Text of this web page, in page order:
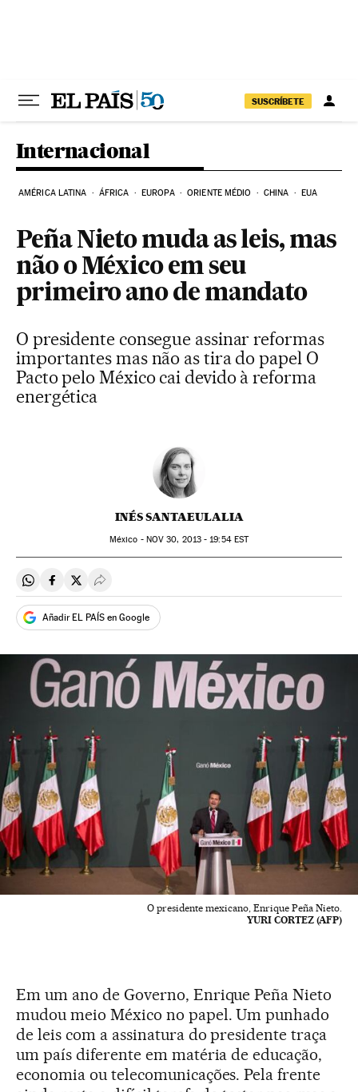
SUSCRÍBETE
Internacional
AMÉRICA LATINA ÁFRICA EUROPA ORIENTE MÉDIO CHINA EUA
Peña Nieto muda as leis, mas
não o México em seu
primeiro ano de mandato
O presidente consegue assinar reformas
importantes mas não as tira do papel O
Pacto pelo México cai devido à reforma
energética
INÉS SANTAEULALIA
México - NOV 30, 2013 - 19:54EST
Compartir en Whatsapp
Compartir en Facebook
Compartir en Twitter
Desplegar Redes Sociales
Añadir EL PAÍS en Google
O presidente mexicano, Enrique Peña Nieto.
YURI CORTEZ (AFP)
Em um ano de Governo, Enrique Peña Nieto
mudou meio México no papel. Um punhado
de leis com a assinatura do presidente traça
um país diferente em matéria de educação,
economia ou telecomunicações. Pela frente